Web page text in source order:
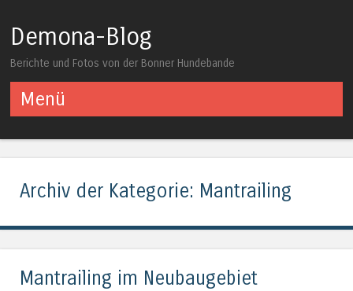
Demona-Blog
Berichte und Fotos von der Bonner Hundebande
Menü
Archiv der Kategorie: Mantrailing
Mantrailing im Neubaugebiet